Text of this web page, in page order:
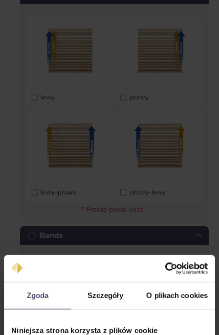
Zgoda Szczegóły O plikach cookies
Niniejsza strona korzysta z plików cookie
lewy prawy
lewy-prawy prawy-lewy
* Proszę podać ilość *
Blenda